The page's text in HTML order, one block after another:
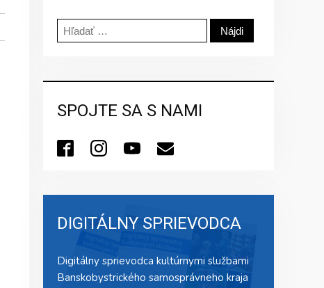
Hľadať:
SPOJTE SA S NAMI
DIGITÁLNY SPRIEVODCA
Digitálny sprievodca kultúrnymi službami
Banskobystrického samosprávneho kraja